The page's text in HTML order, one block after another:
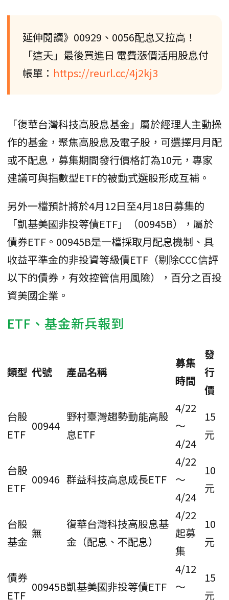
延伸閱讀》00929、0056配息又拉高！
「這天」最後買進日 電費漲價活用股息付
帳單： https://reurl.cc/4j2kj3
「復華台灣科技高股息基金」屬於經理人主動操
作的基金，聚焦高股息及電子股，可選擇月月配
或不配息，募集期間發行價格訂為10元，專家
建議可與指數型ETF的被動式選股形成互補。
另外一檔預計將於4月12日至4月18日募集的
「凱基美國非投等債ETF」（00945B），屬於
債券ETF。00945B是一檔採取月配息機制、具
收益平準金的非投資等級債ETF（剔除CCC信評
以下的債券，有效控管信用風險），百分之百投
資美國企業。
ETF、基金新兵報到
類型 代號 產品名稱
募集
時間
發
行
價
台股
ETF
00944
野村臺灣趨勢動能高股
息ETF
4/22
～
4/24
15
元
台股
ETF
00946 群益科技高息成長ETF
4/22
～
4/24
10
元
台股
基金
無
復華台灣科技高股息基
金（配息、不配息）
4/22
起募
集
10
元
債券
ETF
00945B凱基美國非投等債ETF
4/12
～
15
元